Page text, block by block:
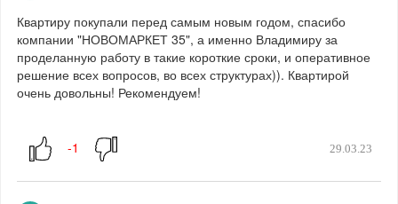
Квартиру покупали перед самым новым годом, спасибо
компании "НОВОМАРКЕТ 35", а именно Владимиру за
проделанную работу в такие короткие сроки, и оперативное
решение всех вопросов, во всех структурах)). Квартирой
очень довольны! Рекомендуем!
29.03.23